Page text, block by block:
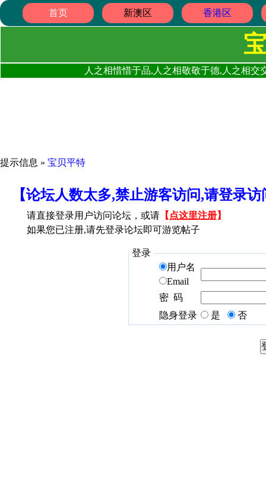
首页 新澳区 香港区
人之相惜惜于品,人之相敬敬于德,人之相
提示信息 » 宝贝平特
【论坛人数太多,禁止游客访问,请登录
请直接登录用户访问论坛，或请 【 点这里注册】
如果您已注册,请先登录论坛即可游览帖子
登录
用户名
Email
密 码
隐身登录
是 否